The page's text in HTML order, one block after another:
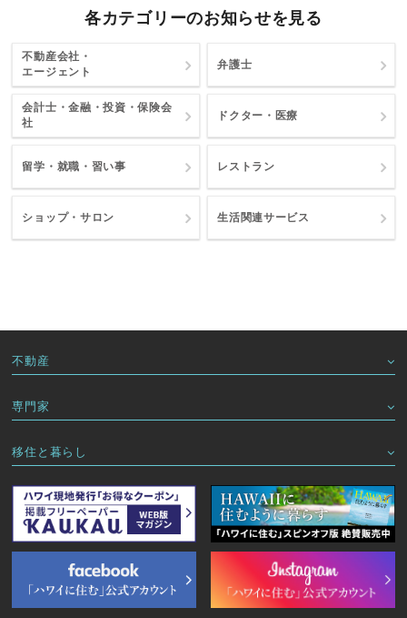
各カテゴリーのお知らせを見る
不動産会社・
エージェント
弁護士
会計士・金融・投資・保険会
社
ドクター・医療
留学・就職・習い事 レストラン
ショップ・サロン 生活関連サービス
不動産
専門家
移住と暮らし